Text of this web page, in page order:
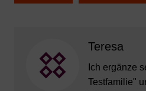
Teresa
Ich ergänze
Testfamilie"